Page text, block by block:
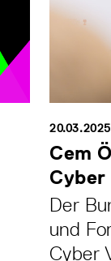
20.03.2025
Cem
Cyber
Der
und
Cyber